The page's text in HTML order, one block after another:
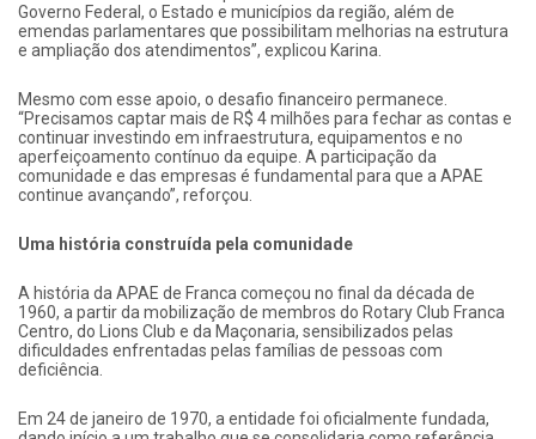
Governo Federal, o Estado e municípios da região, além de
emendas parlamentares que possibilitam melhorias na estrutura
e ampliação dos atendimentos”, explicou Karina.
Mesmo com esse apoio, o desafio financeiro permanece.
“Precisamos captar mais de R$ 4 milhões para fechar as contas e
continuar investindo em infraestrutura, equipamentos e no
aperfeiçoamento contínuo da equipe. A participação da
comunidade e das empresas é fundamental para que a APAE
continue avançando”, reforçou.
Uma história construída pela comunidade
A história da APAE de Franca começou no final da década de
1960, a partir da mobilização de membros do Rotary Club Franca
Centro, do Lions Club e da Maçonaria, sensibilizados pelas
dificuldades enfrentadas pelas famílias de pessoas com
deficiência.
Em 24 de janeiro de 1970, a entidade foi oficialmente fundada,